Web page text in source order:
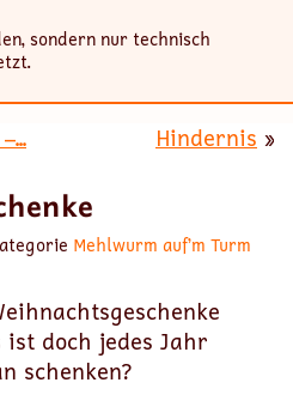
sondern nur technisch
Hindernis »
Mehlwurm auf’m Turm
ist doch jedes Jahr
schenken?